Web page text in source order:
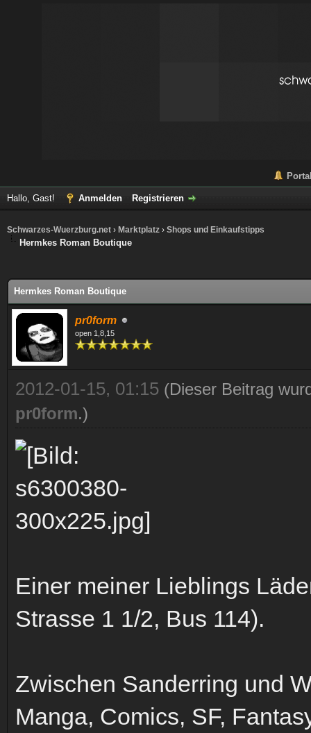
Hallo, Gast! Anmelden Registrieren
Schwarzes-Wuerzburg.net › Marktplatz › Shops und Einkaufstipps
Hermkes Roman Boutique
Hermkes Roman Boutique
pr0form
open 1,8,15
2012-01-15, 01:15 (Dieser Beitrag
pr0form.)
Einer meiner Lieblings
Strasse 1 1/2, Bus 114).
Zwischen Sanderring und
Manga, Comics, SF,